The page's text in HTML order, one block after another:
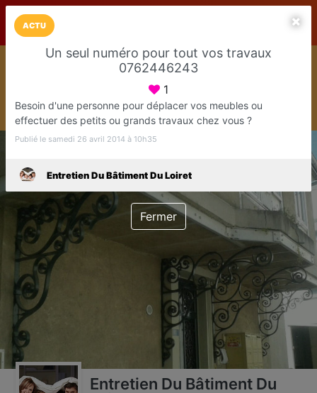
LaCarte Play Store
Installez l'App LaCarte
Téléchargez gratuitement l'app LaCarte pour suivre vos
commerces favoris et ne rien rater !
Télécharger Plus tard
Entretien Du Bâtiment Du
ACTU
Un seul numéro pour tout vos travaux
0762446243
1
Besoin d'une personne pour déplacer vos meubles ou
effectuer des petits ou grands travaux chez vous ?
Publié le samedi 26 avril 2014 à 10h35
Entretien Du Bâtiment Du Loiret
Fermer